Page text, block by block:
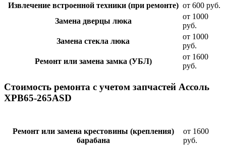
Извлечение встроенной техники (при ремонте) от 600 руб.
Замена дверцы люка
от 1000
руб.
Замена стекла люка
от 1000
руб.
Ремонт или замена замка (УБЛ)
от 1600
руб.
Стоимость ремонта с учетом запчастей Ассоль
XPB65-265ASD
Ремонт или замена крестовины (крепления)
барабана
от 1600
руб.